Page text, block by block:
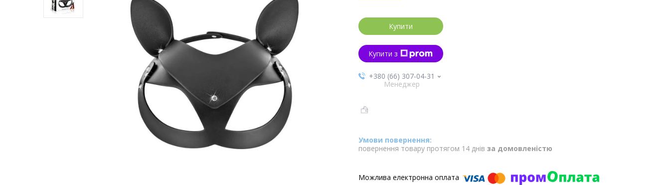
Купити
Купити з
+380 (66) 307-04-31
Менеджер
повернення товару протягом 14 днів за домовленістю